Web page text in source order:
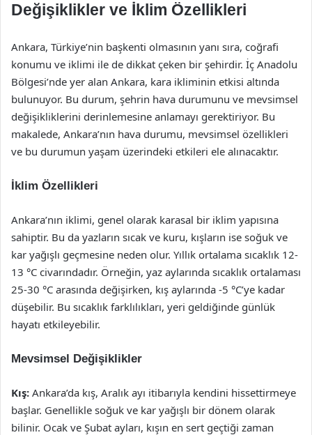
Değişiklikler ve İklim Özellikleri
Ankara, Türkiye’nin başkenti olmasının yanı sıra, coğrafi
konumu ve iklimi ile de dikkat çeken bir şehirdir. İç Anadolu
Bölgesi’nde yer alan Ankara, kara ikliminin etkisi altında
bulunuyor. Bu durum, şehrin hava durumunu ve mevsimsel
değişikliklerini derinlemesine anlamayı gerektiriyor. Bu
makalede, Ankara’nın hava durumu, mevsimsel özellikleri
ve bu durumun yaşam üzerindeki etkileri ele alınacaktır.
İklim Özellikleri
Ankara’nın iklimi, genel olarak karasal bir iklim yapısına
sahiptir. Bu da yazların sıcak ve kuru, kışların ise soğuk ve
kar yağışlı geçmesine neden olur. Yıllık ortalama sıcaklık 12-
13 °C civarındadır. Örneğin, yaz aylarında sıcaklık ortalaması
25-30 °C arasında değişirken, kış aylarında -5 °C’ye kadar
düşebilir. Bu sıcaklık farklılıkları, yeri geldiğinde günlük
hayatı etkileyebilir.
Mevsimsel Değişiklikler
Kış: Ankara’da kış, Aralık ayı itibarıyla kendini hissettirmeye
başlar. Genellikle soğuk ve kar yağışlı bir dönem olarak
bilinir. Ocak ve Şubat ayları, kışın en sert geçtiği zaman